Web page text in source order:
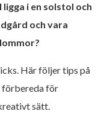
i en solstol och
och vara
Här följer tips på
förbereda för
sätt.